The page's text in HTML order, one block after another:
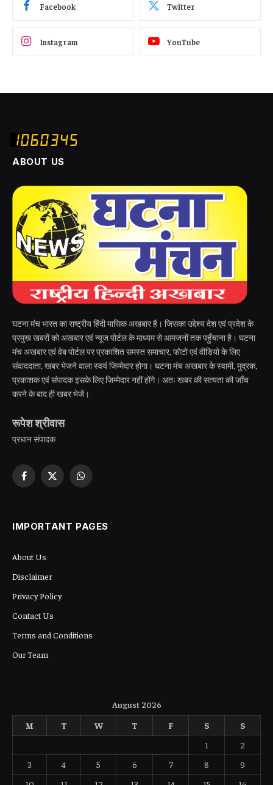
Facebook Twitter
Instagram YouTube
ABOUT US
घटना मंच भारत का राष्ट्रीय हिंदी मासिक अखबार है। जिसका उद्देश्य देश एवं प्रदेश के
प्रमुख खबरों को अखबार एवं न्यूज पोर्टल के माध्यम से आमजनों तक पहुँचाना है। घटना
मंच अखबार एवं वेब पोर्टल पर प्रकाशित समस्त समाचार, फोटो एवं वीडियो के लिए
संवाददाता, खबर भेजने वाला स्वयं जिम्मेदार होगा। घटना मंच अखबार के स्वामी, मुद्रक,
प्रकाशक एवं संपादक इसके लिए जिम्मेदार नहीं होंगे। अतः खबर की सत्यता की जाँच
करने के बाद ही खबर भेजें।
रूपेश श्रीवास
प्रधान संपादक
Facebook
X
WhatsApp
IMPORTANT PAGES
About Us
Disclaimer
Privacy Policy
Contact Us
Terms and Conditions
Our Team
August 2026
M
T W T F S
S
1
2
3
4 5 6 7 8
9